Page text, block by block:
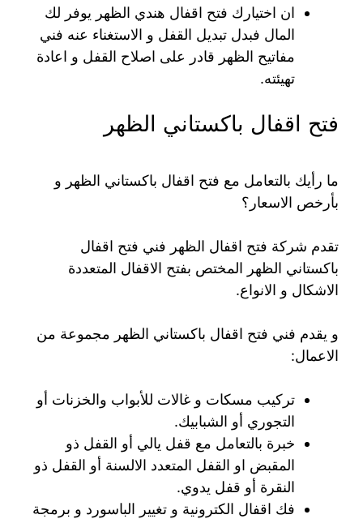
ان اختيارك فتح اقفال هندي الظهر يوفر لك
المال فبدل تبديل القفل و الاستغناء عنه فني
مفاتيح الظهر قادر على اصلاح القفل و اعادة
تهيئته.
فتح اقفال باكستاني الظهر
ما رأيك بالتعامل مع فتح اقفال باكستاني الظهر و
بأرخص الاسعار؟
تقدم شركة فتح اقفال الظهر فني فتح اقفال
باكستاني الظهر المختص بفتح الاقفال المتعددة
الاشكال و الانواع.
و يقدم فني فتح اقفال باكستاني الظهر مجموعة من
الاعمال:
تركيب مسكات و غالات للأبواب والخزنات أو
التجوري أو الشبابيك.
خبرة بالتعامل مع قفل يالي أو القفل ذو
المقبض او القفل المتعدد الالسنة أو القفل ذو
النقرة أو قفل يدوي.
فك اقفال الكترونية و تغيير الباسورد و برمجة